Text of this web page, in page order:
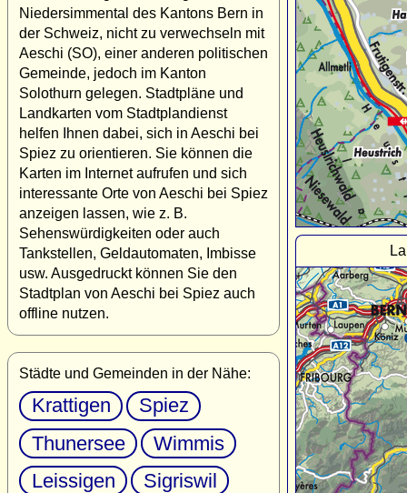
Niedersimmental des Kantons Bern in
der Schweiz, nicht zu verwechseln mit
Aeschi (SO), einer anderen politischen
Gemeinde, jedoch im Kanton
Solothurn gelegen. Stadtpläne und
Landkarten vom Stadtplandienst
helfen Ihnen dabei, sich in Aeschi bei
Spiez zu orientieren. Sie können die
Karten im Internet aufrufen und sich
interessante Orte von Aeschi bei Spiez
anzeigen lassen, wie z. B.
Sehenswürdigkeiten oder auch
Tankstellen, Geldautomaten, Imbisse
usw. Ausgedruckt können Sie den
Stadtplan von Aeschi bei Spiez auch
offline nutzen.
Städte und Gemeinden in der Nähe:
Krattigen
Spiez
Thunersee
Wimmis
Leissigen
Sigriswil